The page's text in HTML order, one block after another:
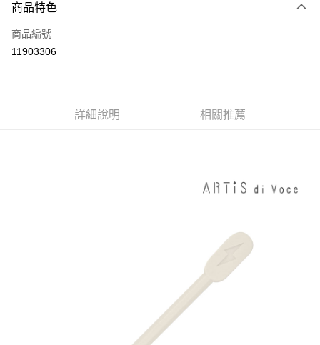
全家取貨付款
每筆NT$60，滿NT$599(含以上)免運費
付款後全家取貨
每筆NT$60，滿NT$599(含以上)免運費
商品特色
商品編號
11903306
詳細說明 相關推薦